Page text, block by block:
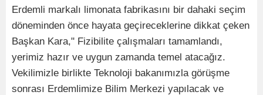
Erdemli markalı limonata fabrikasını bir dahaki seçim
döneminden önce hayata geçireceklerine dikkat çeken
Başkan Kara," Fizibilite çalışmaları tamamlandı,
yerimiz hazır ve uygun zamanda temel atacağız.
Vekilimizle birlikte Teknoloji bakanımızla görüşme
sonrası Erdemlimize Bilim Merkezi yapılacak ve